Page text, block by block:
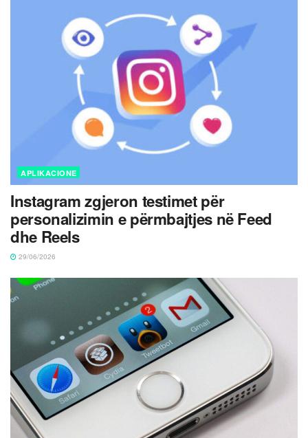
APLIKACIONE
Instagram zgjeron testimet për
personalizimin e përmbajtjes në Feed
dhe Reels
29/06/2026